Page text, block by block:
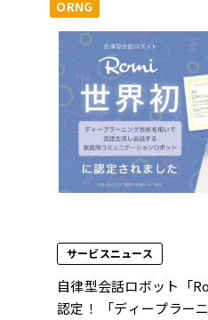
ORNG
サービスニュース
自律型会話ロボット「
認定！ 「ディープラー